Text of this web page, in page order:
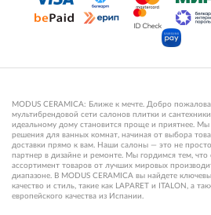
MODUS CERAMICA: Ближе к мечте. Добро
мультибрендовой сети салонов плитки и
идеальному дому становится проще и приятнее. Мы
решения для ванных комнат, начиная от выбора
доставки прямо к вам. Наши салоны — это не
партнер в дизайне и ремонте. Мы гордимся тем,
ассортимент товаров от лучших мировых
диапазоне. В MODUS CERAMICA вы найдете
качество и стиль, такие как LAPARET и ITALON, а
европейского качества из Испании.